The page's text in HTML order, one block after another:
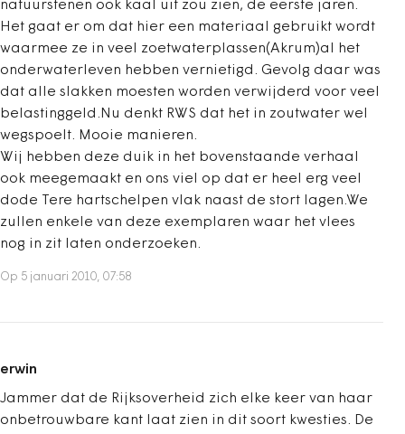
natuurstenen ook kaal uit zou zien, de eerste jaren.
Het gaat er om dat hier een materiaal gebruikt wordt
waarmee ze in veel zoetwaterplassen(Akrum)al het
onderwaterleven hebben vernietigd. Gevolg daar was
dat alle slakken moesten worden verwijderd voor veel
belastinggeld.Nu denkt RWS dat het in zoutwater wel
wegspoelt. Mooie manieren.
Wij hebben deze duik in het bovenstaande verhaal
ook meegemaakt en ons viel op dat er heel erg veel
dode Tere hartschelpen vlak naast de stort lagen.We
zullen enkele van deze exemplaren waar het vlees
nog in zit laten onderzoeken.
Op 5 januari 2010, 07:58
erwin
Jammer dat de Rijksoverheid zich elke keer van haar
onbetrouwbare kant laat zien in dit soort kwesties. De